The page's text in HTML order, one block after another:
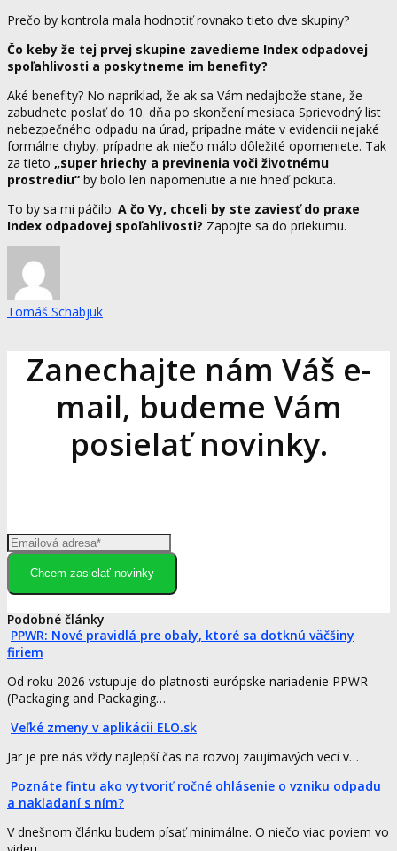
Prečo by kontrola mala hodnotiť rovnako tieto dve skupiny?
Čo keby že tej prvej skupine zavedieme Index odpadovej
spoľahlivosti a poskytneme im benefity?
Aké benefity? No napríklad, že ak sa Vám nedajbože stane, že
zabudnete poslať do 10. dňa po skončení mesiaca Sprievodný list
nebezpečného odpadu na úrad, prípadne máte v evidencii nejaké
formálne chyby, prípadne ak niečo málo dôležité opomeniete. Tak
za tieto „super hriechy a previnenia voči životnému
prostrediu“ by bolo len napomenutie a nie hneď pokuta.
To by sa mi páčilo. A čo Vy, chceli by ste zaviesť do praxe
Index odpadovej spoľahlivosti? Zapojte sa do priekumu.
Tomáš Schabjuk
Zanechajte nám Váš e-
mail, budeme Vám
posielať novinky.
Chcem zasielať novinky
Podobné články
PPWR: Nové pravidlá pre obaly, ktoré sa dotknú väčšiny
firiem
Od roku 2026 vstupuje do platnosti európske nariadenie PPWR
(Packaging and Packaging…
Veľké zmeny v aplikácii ELO.sk
Jar je pre nás vždy najlepší čas na rozvoj zaujímavých vecí v…
Poznáte fintu ako vytvoriť ročné ohlásenie o vzniku odpadu
a nakladaní s ním?
V dnešnom článku budem písať minimálne. O niečo viac poviem vo